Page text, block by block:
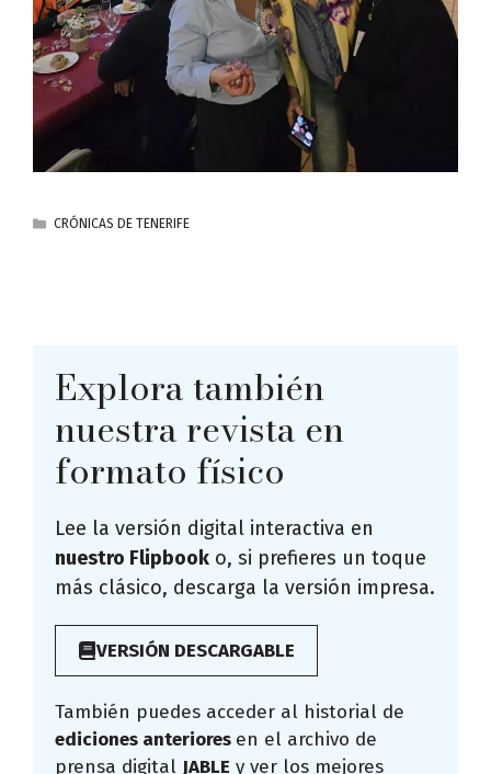
CATEGORÍAS
CRÓNICAS DE TENERIFE
Explora también
nuestra revista en
formato físico
Lee la versión digital interactiva en
nuestro Flipbook o, si prefieres un toque
más clásico, descarga la versión impresa.
VERSIÓN DESCARGABLE
También puedes acceder al historial de
ediciones anteriores en el archivo de
prensa digital JABLE y ver los mejores